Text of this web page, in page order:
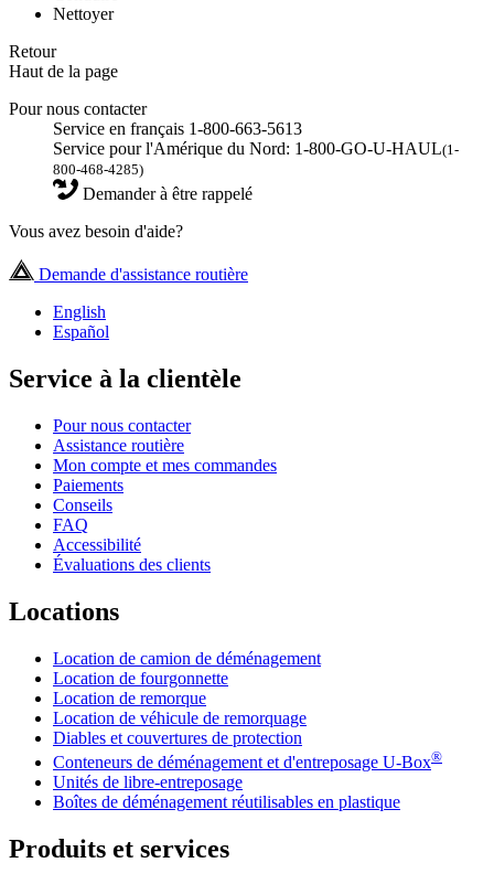
Nettoyer
Retour
Haut de la page
Pour nous contacter
Service en français 1-800-663-5613
Service pour l'Amérique du Nord: 1-800-GO-U-HAUL(1-
800-468-4285)
Demander à être rappelé
Vous avez besoin d'aide?
Demande d'assistance routière
English
Español
Service à la clientèle
Pour nous contacter
Assistance routière
Mon compte et mes commandes
Paiements
Conseils
FAQ
Accessibilité
Évaluations des clients
Locations
Location de camion de déménagement
Location de fourgonnette
Location de remorque
Location de véhicule de remorquage
Diables et couvertures de protection
Conteneurs de déménagement et d'entreposage U-Box®
Unités de libre-entreposage
Boîtes de déménagement réutilisables en plastique
Produits et services